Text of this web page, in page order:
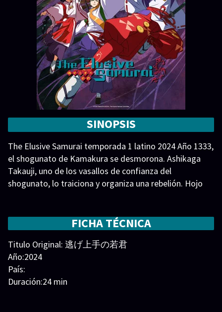
SINOPSIS
The Elusive Samurai temporada 1 latino 2024 Año 1333,
el shogunato de Kamakura se desmorona. Ashikaga
Takauji, uno de los vasallos de confianza del
shogunato, lo traiciona y organiza una rebelión. Hojo
llega hasta Kamakura. Tokiyuki, convertido en fugitivo
para poder seguir con vida, pone en marcha un plan
para recuperar lo que le corresponde por derecho. 逃げ
上手の若君
FICHA TÉCNICA
Titulo Original: 逃げ上手の若君
Año:2024
País:
Duración:24 min